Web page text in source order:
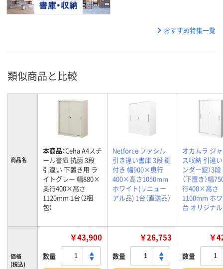
おすすめ特集一覧
類似商品と比較
商品名
本商品：Ceha A4スチ
ール書庫 抗菌 3段
引違い 下置き用 ラ
イトグレー 幅880×
奥行400×高さ
1120mm 1台（2梱
包）
Netforce ファシル
引き違い書庫 3段 鍵
付き 幅900×奥行
400×高さ1050mm
ホワイト(リニュー
アル品) 1台（直送品）
オカムラ ジ
ス収納 引違い
ンダー錠）3
（下置き）幅
行400×高さ
1100mm ホ
台 オリジナル
価格
(税込)
￥43,900
数量
￥26,753
数量
￥
数量